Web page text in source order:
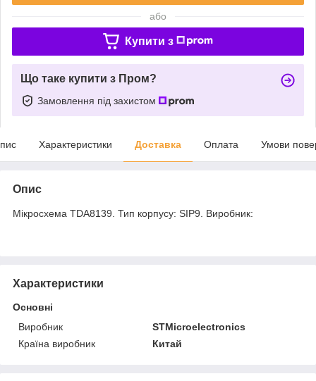
або
Купити з
Що таке купити з Пром?
Замовлення під захистом
Характеристики Доставка Оплата Умови
Опис
Мікросхема TDA8139. Тип корпусу: SIP9. Виробник:
Характеристики
Основні
Виробник
STMicroelectronics
Країна виробник
Китай